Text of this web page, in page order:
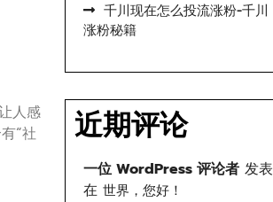
人感
“社
千川现在怎么投流涨粉-千川
涨粉秘籍
近期评论
一位 WordPress 评论者 发表
在 世界，您好！